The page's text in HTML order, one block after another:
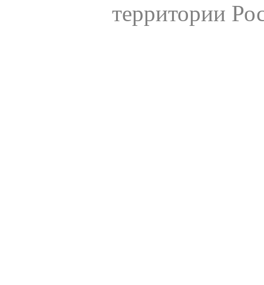
территории